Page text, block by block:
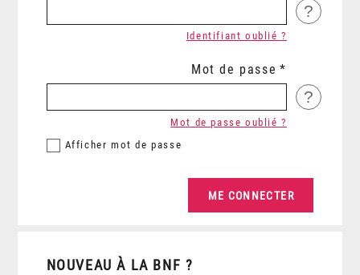
?
Identifiant oublié ?
Mot de passe
?
Afficher mot de passe
Mot de passe oublié ?
NOUVEAU À LA BNF ?